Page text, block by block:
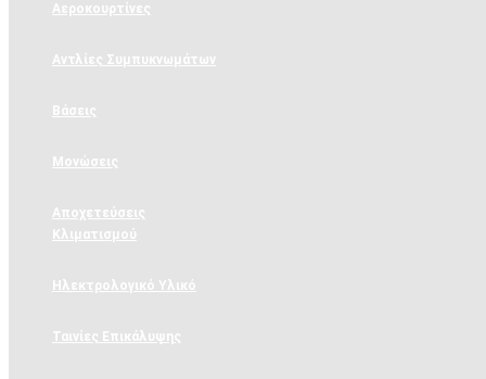
Αεροκουρτίνες
Αντλίες Συμπυκνωμάτων
Βάσεις
Μονώσεις
Αποχετεύσεις
Κλιματισμού
Ηλεκτρολογικό Υλικό
Ταινίες Επικάλυψης